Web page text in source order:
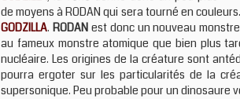
de moyens à RODAN qui sera tourné en
GODZILLA. RODANest donc un nouveau
au fameux monstre atomique que bien plus
nucléaire. Les origines de la créature sont
pourra ergoter sur les particularités de la
supersonique. Peu probable pour un dinosaure